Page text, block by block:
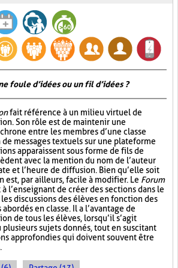
foule d’idées ou un fil d’idées ?
fait référence à un milieu virtuel de
Son rôle est de maintenir une
entre les membres d’une classe
messages textuels sur une plateforme
apparaissent sous forme de fils de
avec la mention du nom de l’auteur
et l’heure de diffusion. Bien qu’elle soit
est, par ailleurs, facile à modifier. Le Forum
l’enseignant de créer des sections dans le
discussions des élèves en fonction des
en classe. Il a l’avantage de
de tous les élèves, lorsqu’il s’agit
plusieurs sujets donnés, tout en suscitant
approfondies qui doivent souvent être